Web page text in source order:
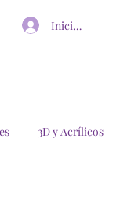
Iniciar sesión
3D y Acrílicos